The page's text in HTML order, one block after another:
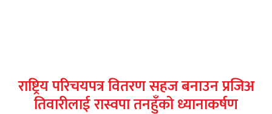
राष्ट्रिय परिचयपत्र वितरण सहज बनाउन प्रजिअ
तिवारीलाई रास्वपा तनहुँको ध्यानाकर्षण